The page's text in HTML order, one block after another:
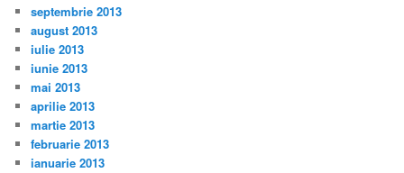
septembrie 2013
august 2013
iulie 2013
iunie 2013
mai 2013
aprilie 2013
martie 2013
februarie 2013
ianuarie 2013